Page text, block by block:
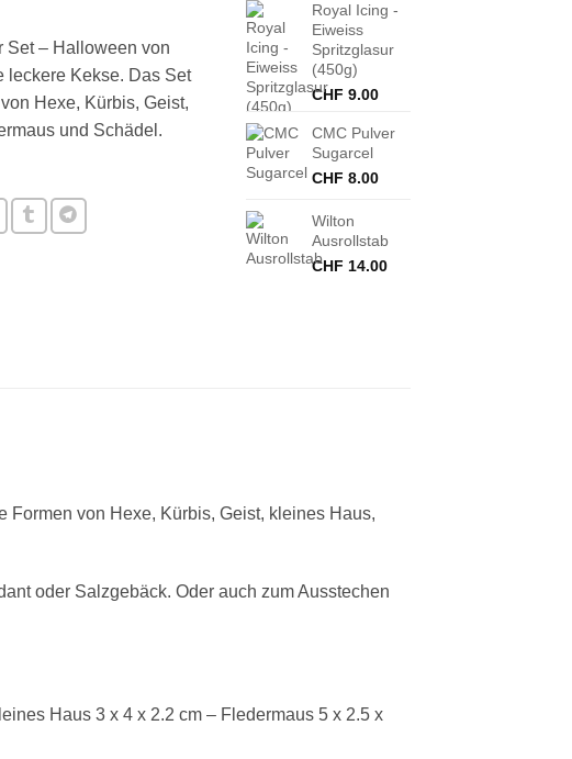
Set – Halloween von
leckere Kekse. Das Set
Hexe, Kürbis, Geist,
und Schädel.
Royal Icing -
Eiweiss
Spritzglasur
(450g)
CHF 9.00
CMC Pulver
Sugarcel
CHF 8.00
Wilton
Ausrollstab
CHF 14.00
Formen von Hexe, Kürbis, Geist, kleines Haus,
oder Salzgebäck. Oder auch zum Ausstechen
Haus 3 x 4 x 2.2 cm – Fledermaus 5 x 2.5 x